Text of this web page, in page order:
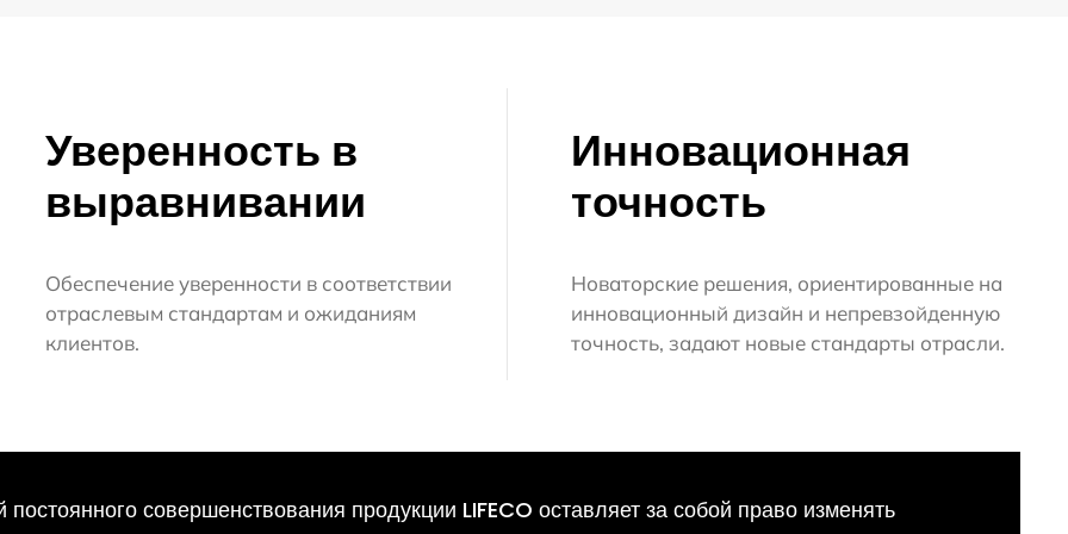
Уверенность в
выравнивании
Обеспечение уверенности в соответствии
отраслевым стандартам и ожиданиям
клиентов.
Инновационная
точность
Новаторские решения, ориентированные на
инновационный дизайн и непревзойденную
точность, задают новые стандарты отрасли.
совершенствования продукции LIFECO оставляет за собой право изменять